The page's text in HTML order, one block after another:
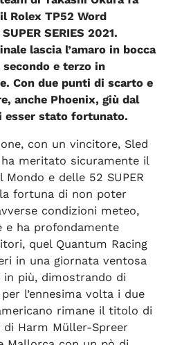
Rolex TP52 Word
SERIES 2021.
lascia l’amaro in bocca
e terzo in
Con due punti di scarto e
anche Phoenix, giù dal
esser stato fortunato.
con un vincitore, Sled
ha meritato sicuramente il
e delle 52 SUPER
la fortuna di non poter
condizioni meteo,
ha profondamente
quel Quantum Racing
in una giornata ventosa
in più, dimostrando di
l’ennesima volta i due
rimane il titolo di
Harm Müller-Spreer